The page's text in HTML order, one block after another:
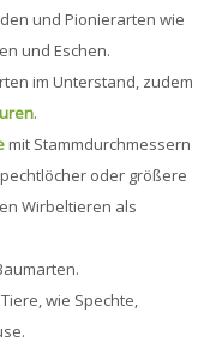
und Pionierarten wie
und Eschen.
im Unterstand, zudem
.
mit Stammdurchmessern
oder größere
Wirbeltieren als
wie Spechte,